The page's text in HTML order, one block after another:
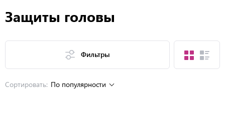
Защиты головы
Фильтры
Сортировать: По популярности